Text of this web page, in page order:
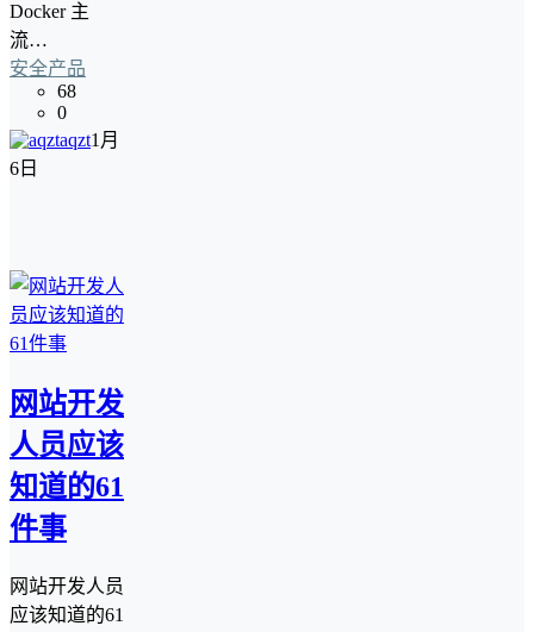
Docker 主
流…
安全产品
68
0
aqzt1月
6日
网站开发
人员应该
知道的61
件事
网站开发人员
应该知道的61